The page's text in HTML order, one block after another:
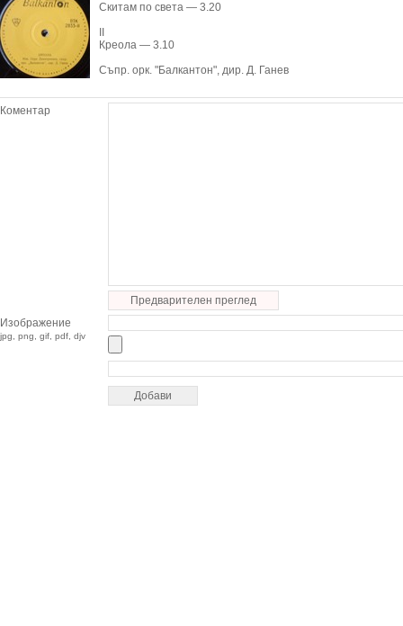
Скитам по света — 3.20
Креола — 3.10
Съпр. орк. "Балкантон", дир. Д. Ганев
Коментар
Предварителен преглед
Изображение
jpg, png, gif, pdf, djv